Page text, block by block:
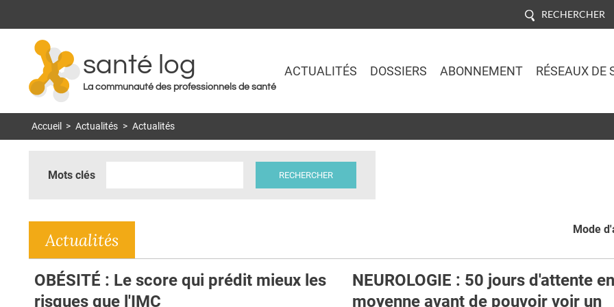
RECHERCHER
santé log
La communauté des professionnels de santé
ACTUALITÉS DOSSIERS ABONNEMENT RÉSEAUX DE
Accueil > Actualités > Actualités
Mots clés
Mode
Actualités
OBÉSITÉ : Le score qui prédit mieux les
risques que l'IMC
NEUROLOGIE : 50 jours d'attente en
moyenne avant de pouvoir voir un